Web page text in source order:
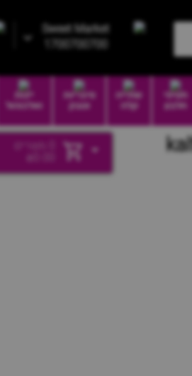
Sweet Market
1700700700
חטיפי
חלבון
שתייה
קלה
סיגריות
וטבק
יינות
ואלכוהול
מוצרים
₪